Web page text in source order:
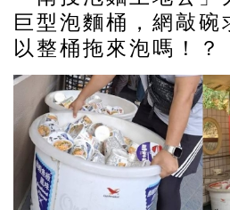
巨型泡麵桶，網敲碗
以整桶拖來泡嗎！？